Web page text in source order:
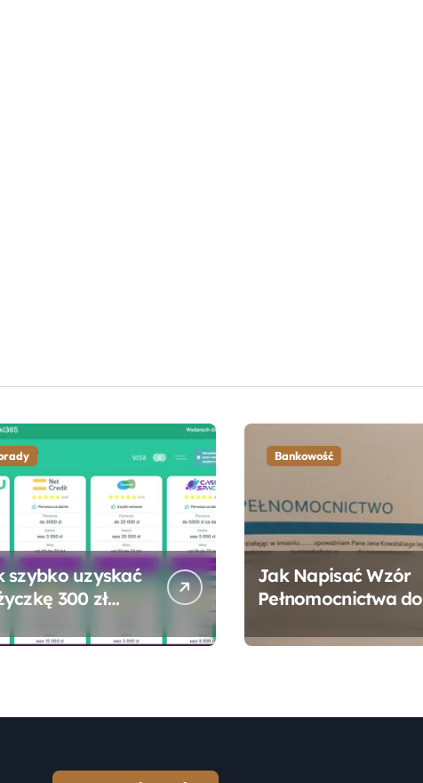
szybko uzyskać
300 zł
Bankowość
Jak Napisać Wzór
Pełnomocnictwa do
Praktyczny